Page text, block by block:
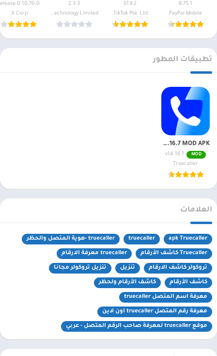
8.75.1
PayPal Mobile
37.9.2
TikTok Pte. Ltd.
2.3.3
Red Dot Technology Limited
10.70.0-release.0
X Corp.
تطبيقات المطور
Truecaller Gold: Caller ID, spam blocking v14.16.7 MOD APK
MOD
v14.16.7
Truecaller
العلامات
apk Truecaller
truecaller truecaller -هوية المتصل والحظر
Truecaller كاشف الأرقام truecaller معرفة الارقام
تروكولر كاشف الارقام تنزيل تنزيل تروكولر مجانا
كاشف الأرقام كاشف الأرقام ولحظر
معرفة اسم المتصل truecaller
معرفة رقم المتصل truecaller اون لاين
موقع truecaller لمعرفة صاحب الرقم المتصل - عربي